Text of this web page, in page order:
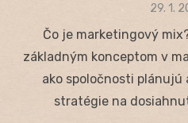
Posted
29. 1.
Čo je marketingový
základným konceptom v
ako spoločnosti
stratégie na